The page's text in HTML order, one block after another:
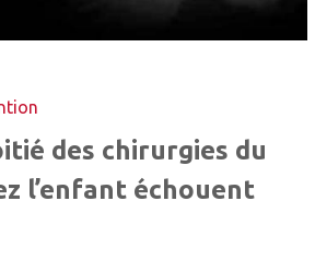
des chirurgies du
l’enfant échouent